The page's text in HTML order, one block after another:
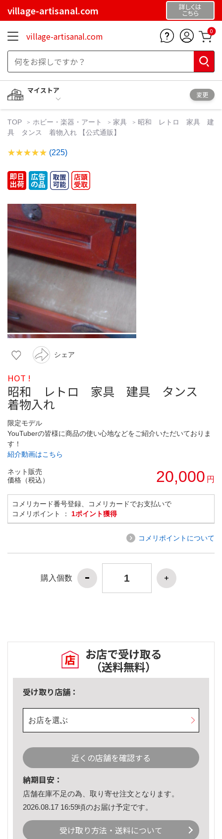
village-artisanal.com 詳しくは
こちら
village-artisanal.com 0
マイストア
変更
TOP ホビー・楽器・アート 家具
昭和 レトロ 家具 建
具 タンス 着物入れ 【公式通販】
(225)
シェア
HOT !
昭和 レトロ 家具 建具 タンス
着物入れ
限定モデル
YouTuberの皆様に商品の使い心地などをご紹介いただいておりま
す！
紹介動画はこちら
ネット販売
価格（税込）
20,000 円
コメリカード番号登録、コメリカードでお支払いで
コメリポイント ： 1ポイント獲得
コメリポイントについて
購入個数
お店で受け取る
（送料無料）
受け取り店舗：
お店を選ぶ
近くの店舗を確認する
納期目安：
店舗在庫不足の為、取り寄せ注文となります。
2026.08.17 16:59頃のお届け予定です。
受け取り方法・送料について